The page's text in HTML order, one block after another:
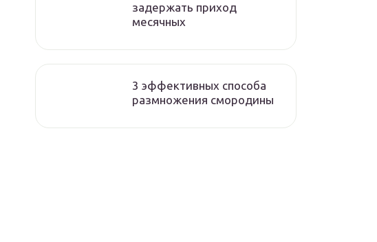
задержать приход
месячных
3 эффективных способа
размножения смородины